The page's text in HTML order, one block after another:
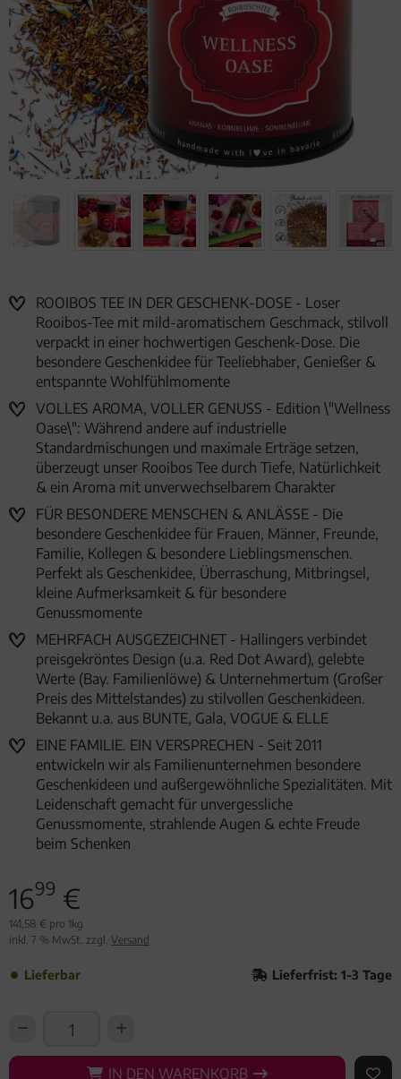
ROOIBOS TEE IN DER GESCHENK-DOSE - Loser
Rooibos-Tee mit mild-aromatischem Geschmack, stilvoll
verpackt in einer hochwertigen Geschenk-Dose. Die
besondere Geschenkidee für Teeliebhaber, Genießer &
entspannte Wohlfühlmomente
VOLLES AROMA, VOLLER GENUSS - Edition \"Wellness
Oase\": Während andere auf industrielle
Standardmischungen und maximale Erträge setzen,
überzeugt unser Rooibos Tee durch Tiefe, Natürlichkeit
& ein Aroma mit unverwechselbarem Charakter
FÜR BESONDERE MENSCHEN & ANLÄSSE - Die
besondere Geschenkidee für Frauen, Männer, Freunde,
Familie, Kollegen & besondere Lieblingsmenschen.
Perfekt als Geschenkidee, Überraschung, Mitbringsel,
kleine Aufmerksamkeit & für besondere
Genussmomente
MEHRFACH AUSGEZEICHNET - Hallingers verbindet
preisgekröntes Design (u.a. Red Dot Award), gelebte
Werte (Bay. Familienlöwe) & Unternehmertum (Großer
Preis des Mittelstandes) zu stilvollen Geschenkideen.
Bekannt u.a. aus BUNTE, Gala, VOGUE & ELLE
EINE FAMILIE. EIN VERSPRECHEN - Seit 2011
entwickeln wir als Familienunternehmen besondere
Geschenkideen und außergewöhnliche Spezialitäten. Mit
Leidenschaft gemacht für unvergessliche
Genussmomente, strahlende Augen & echte Freude
beim Schenken
1699 €
141,58 € pro 1kg
inkl. 7 % MwSt. zzgl. Versand
Lieferbar Lieferfrist: 1-3 Tage
IN DEN WARENKORB
IN DEN WARENKORB AUF